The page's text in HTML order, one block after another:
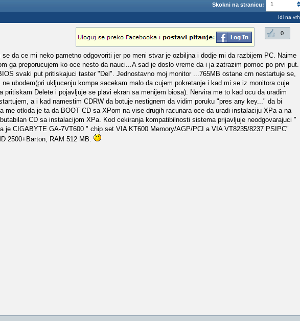
Skokni na stranicu: 1
Idi na vrh
0
da ce mi neko pametno odgovoriti jer po meni stvar je ozbiljna i dodje mi da razbijem PC. Naime
ga preporucujem ko oce nesto da nauci...A sad je doslo vreme da i ja zatrazim pomoc po prvi put.
svaki put pritiskajuci taster "Del". Jednostavno moj monitor ...765MB ostane crn nestartuje se,
ubodem(pri ukljucenju kompa sacekam malo da cujem pokretanje i kad mi se iz monitora cuje
pritiskam Delete i pojavljuje se plavi ekran sa menijem biosa). Nervira me to kad ocu da uradim
a i kad namestim CDRW da botuje nestignem da vidim poruku "pres any key..." da bi
me otkida je ta da BOOT CD sa XPom na vise drugih racunara oce da uradi instalaciju XPa a na
CD sa instalacijom XPa. Kod cekiranja kompatibilnosti sistema prijavljuje neodgovarajuci "
je CIGABYTE GA-7VT600 " chip set VIA KT600 Memory/AGP/PCI a VIA VT8235/8237 PSIPC"
2500+Barton, RAM 512 MB.